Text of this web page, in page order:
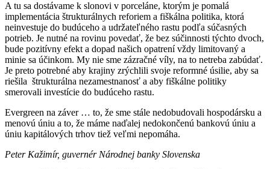
A tu sa dostávame k slonovi v porceláne, ktorým je pomalá
implementácia štrukturálnych reforiem a fiškálna politika, ktorá
neinvestuje do budúceho a udržateľného rastu podľa súčasných
potrieb. Je nutné na rovinu povedať, že bez súčinnosti týchto dvoch,
bude pozitívny efekt a dopad našich opatrení vždy limitovaný a
minie sa účinkom. My nie sme zázračné víly, na to netreba zabúdať.
Je preto potrebné aby krajiny zrýchlili svoje reformné úsilie, aby sa
riešila štrukturálna nezamestnanosť a aby fiškálne politiky
smerovali investície do budúceho rastu.
Evergreen na záver … to, že sme stále nedobudovali hospodársku a
menovú úniu a to, že máme naďalej nedokončenú bankovú úniu a
úniu kapitálových trhov tiež veľmi nepomáha.
Peter Kažimír, guvernér Národnej banky Slovenska